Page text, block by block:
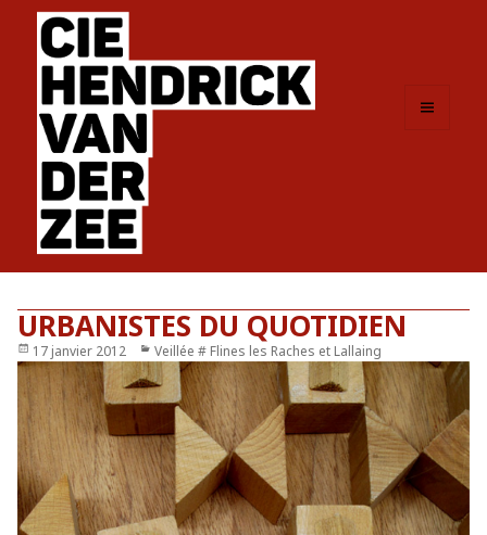
URBANISTES DU QUOTIDIEN
Publié
le
17 janvier 2012 Catégories
Veillée # Flines les Raches et Lallaing